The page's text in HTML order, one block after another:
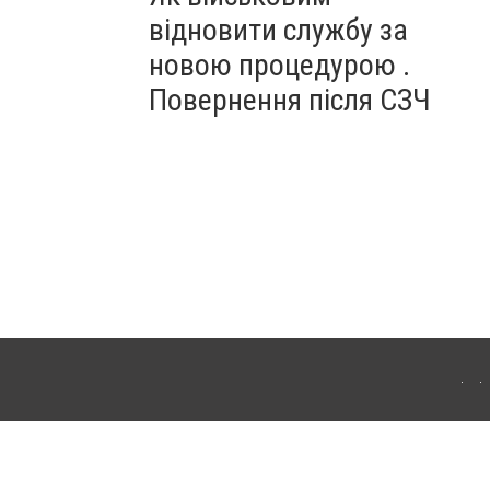
відновити службу за
новою процедурою .
Повернення після СЗЧ